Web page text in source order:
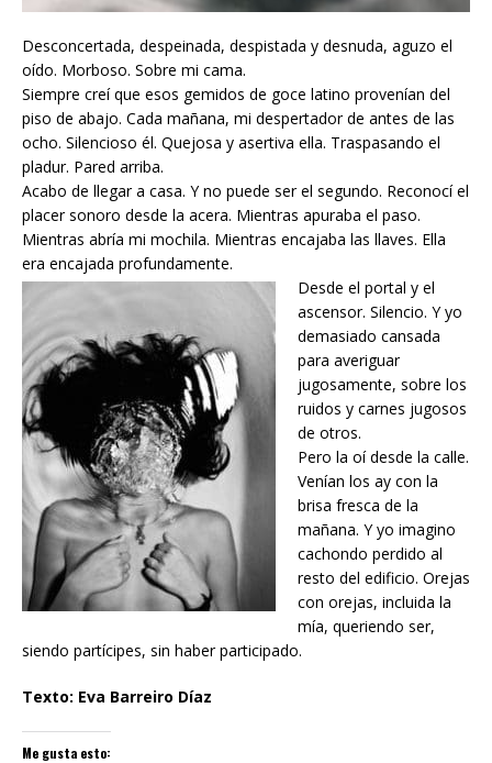
Desconcertada, despeinada, despistada y desnuda, aguzo el
oído. Morboso. Sobre mi cama.
Siempre creí que esos gemidos de goce latino provenían del
piso de abajo. Cada mañana, mi despertador de antes de las
ocho. Silencioso él. Quejosa y asertiva ella. Traspasando el
pladur. Pared arriba.
Acabo de llegar a casa. Y no puede ser el segundo. Reconocí el
placer sonoro desde la acera. Mientras apuraba el paso.
Mientras abría mi mochila. Mientras encajaba las llaves. Ella
era encajada profundamente.
Desde el portal y el
ascensor. Silencio. Y yo
demasiado cansada
para averiguar
jugosamente, sobre los
ruidos y carnes jugosos
de otros.
Pero la oí desde la calle.
Venían los ay con la
brisa fresca de la
mañana. Y yo imagino
cachondo perdido al
resto del edificio. Orejas
con orejas, incluida la
mía, queriendo ser,
siendo partícipes, sin haber participado.
Texto: Eva Barreiro Díaz
Me gusta esto: